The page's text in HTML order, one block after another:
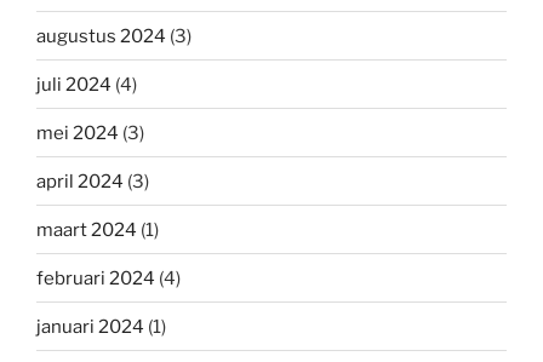
augustus 2024 (3)
juli 2024 (4)
mei 2024 (3)
april 2024 (3)
maart 2024 (1)
februari 2024 (4)
januari 2024 (1)